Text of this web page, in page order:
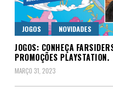
JOGOS NOVIDADES
JOGOS: CONHEÇA
PROMOÇÕES PLAYSTATION.
MARÇO 31, 2023